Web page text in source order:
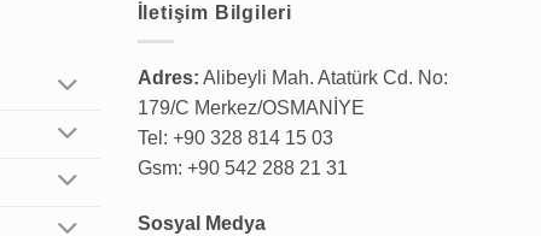
İletişim Bilgileri
Adres: Alibeyli Mah. Atatürk Cd. No:
179/C Merkez/OSMANİYE
Tel: +90 328 814 15 03
Gsm: +90 542 288 21 31
Sosyal Medya